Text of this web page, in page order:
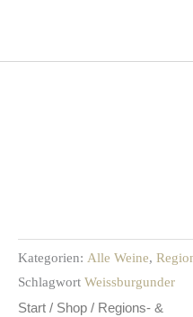
springen
Kategorien: Alle Weine,
Schlagwort Weissburgunder
Start / Shop / Regions- &